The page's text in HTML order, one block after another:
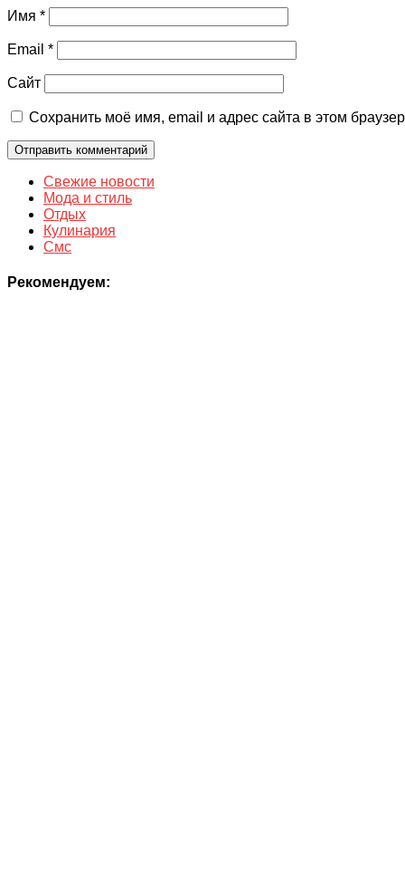
Имя *
Email *
Сайт
Сохранить моё имя, email и адрес сайта в этом
Свежие новости
Мода и стиль
Отдых
Кулинария
Смс
Рекомендуем: